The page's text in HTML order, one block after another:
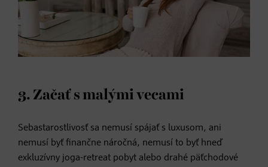
3. Začať s malými vecami
Sebastarostlivosť sa nemusí spájať s luxusom, ani
nemusí byť finančne náročná, nemusí to byť hneď
exkluzívny joga-retreat pobyt alebo drahé päťchodové